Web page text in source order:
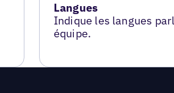
Langues
Indique les langues
équipe.